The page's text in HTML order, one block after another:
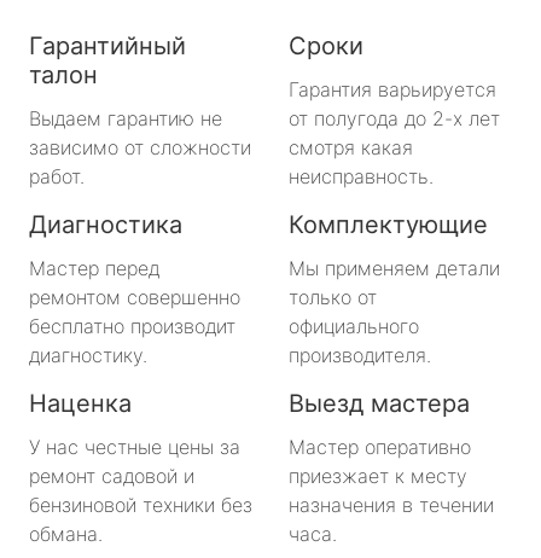
Гарантийный
талон
Выдаем гарантию не
зависимо от сложности
работ.
Сроки
Гарантия варьируется
от полугода до 2-х лет
смотря какая
неисправность.
Диагностика
Мастер перед
ремонтом совершенно
бесплатно производит
диагностику.
Комплектующие
Мы применяем детали
только от
официального
производителя.
Наценка
У нас честные цены за
ремонт садовой и
бензиновой техники без
обмана.
Выезд мастера
Мастер оперативно
приезжает к месту
назначения в течении
часа.